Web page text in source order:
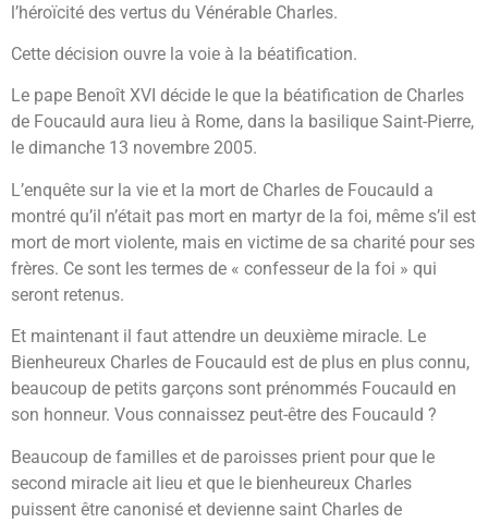
l’héroïcité des vertus du Vénérable Charles.
Cette décision ouvre la voie à la béatification.
Le pape Benoît XVI décide le que la béatification de Charles
de Foucauld aura lieu à Rome, dans la basilique Saint-Pierre,
le dimanche 13 novembre 2005.
L’enquête sur la vie et la mort de Charles de Foucauld a
montré qu’il n’était pas mort en martyr de la foi, même s’il est
mort de mort violente, mais en victime de sa charité pour ses
frères. Ce sont les termes de « confesseur de la foi » qui
seront retenus.
Et maintenant il faut attendre un deuxième miracle. Le
Bienheureux Charles de Foucauld est de plus en plus connu,
beaucoup de petits garçons sont prénommés Foucauld en
son honneur. Vous connaissez peut-être des Foucauld ?
Beaucoup de familles et de paroisses prient pour que le
second miracle ait lieu et que le bienheureux Charles
puissent être canonisé et devienne saint Charles de